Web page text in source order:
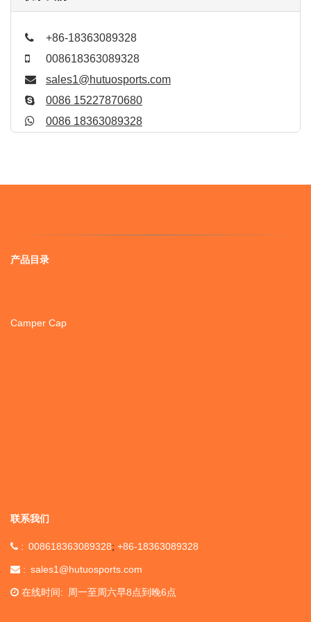
+86-18363089328
008618363089328
sales1@hutuosports.com
0086 15227870680
0086 18363089328
产品目录
Camper Cap
联系我们
008618363089328 +86-18363089328
sales1@hutuosports.com
在线时间 周一至周六早8点到晚6点